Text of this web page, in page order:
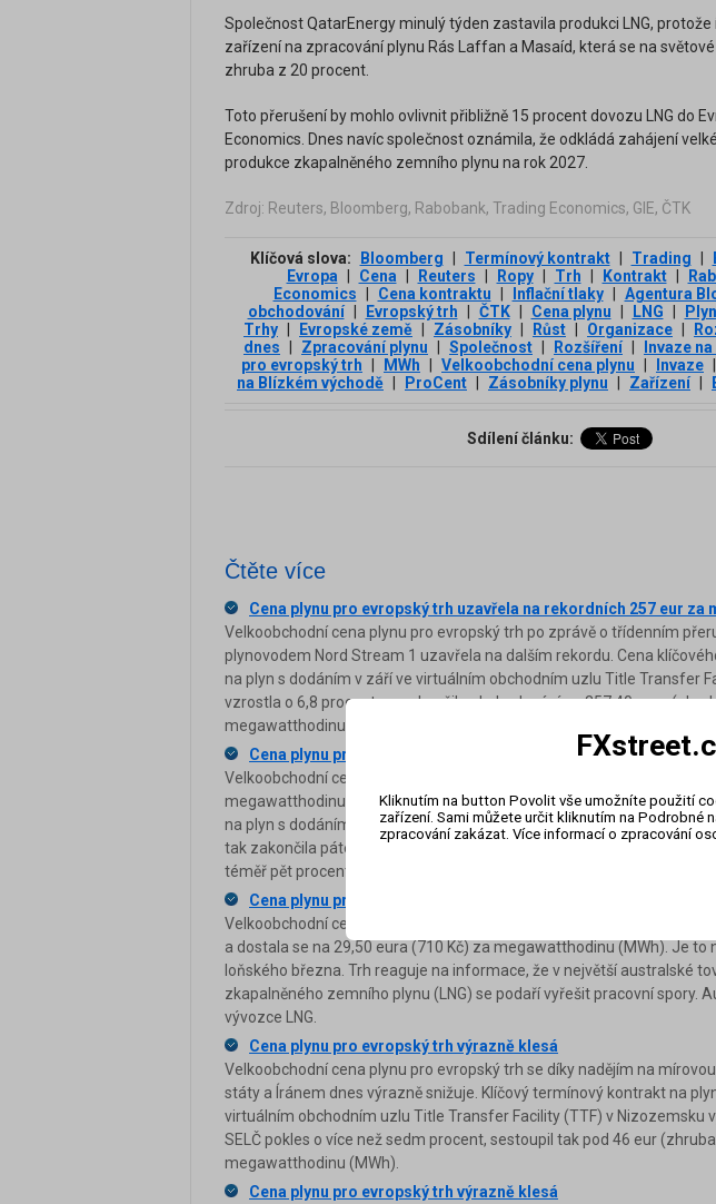
Společnost QatarEnergy minulý týden zastavila produkci LNG,
zařízení na zpracování plynu Rás Laffan a Masaíd, která se na
zhruba z 20 procent.
Toto přerušení by mohlo ovlivnit přibližně 15 procent dovozu LNG do
Economics. Dnes navíc společnost oznámila, že odkládá zahájení
produkce zkapalněného zemního plynu na rok 2027.
Zdroj: Reuters, Bloomberg, Rabobank, Trading Economics, GIE, ČTK
Klíčová slova: Bloomberg Termínový kontrakt Trading
Evropa
Cena Reuters Ropy Trh Kontrakt
Economics
Cena kontraktu Inflační tlaky Agentura
obchodování
Evropský trh ČTK Cena plynu LNG Plyn
Trhy
Evropské země Zásobníky Růst Organizace
dnes
Zpracování plynu Společnost Rozšíření Invaze
pro evropský trh
MWh Velkoobchodní cena plynu Invaze
na Blízkém východě
ProCent Zásobníky plynu Zařízení
Sdílení článku:
Čtěte více
Cena plynu pro evropský trh uzavřela na rekordních 257 eur za
Velkoobchodní cena plynu pro evropský trh po zprávě o třídenním
plynovodem Nord Stream 1 uzavřela na dalším rekordu. Cena
na plyn s dodáním v září ve virtuálním obchodním uzlu Title Transfer
vzrostla o 6,8 procenta a zakončila obchodování na 257,40 eura
megawatthodinu (MWh). Před rokem se pohybovala pod 30 eury za
Cena plynu pro evropský trh v pátek přesáhla 340 eur za MWh,
Velkoobchodní cena plynu pro evropský trh v pátek přesáhla 340 eur
megawatthodinu (MWh). Později však o své zisky přišla. Cena
na plyn s dodáním v září ve virtuálním obchodním uzlu Title Transfer
tak zakončila páteční obchodování na 306 eurech za MWh. Oproti
téměř pět procent.
Cena plynu pro evropský trh v reakci na snížení rizika stávky v
Velkoobchodní cena plynu pro evropský trh se dnes ráno přechodně
a dostala se na 29,50 eura (710 Kč) za megawatthodinu (MWh). Je to
loňského března. Trh reaguje na informace, že v největší australské
zkapalněného zemního plynu (LNG) se podaří vyřešit pracovní spory.
vývozce LNG.
Cena plynu pro evropský trh výrazně klesá
Velkoobchodní cena plynu pro evropský trh se díky nadějím na
státy a Íránem dnes výrazně snižuje. Klíčový termínový kontrakt na
virtuálním obchodním uzlu Title Transfer Facility (TTF) v Nizozemsku
SELČ pokles o více než sedm procent, sestoupil tak pod 46 eur
megawatthodinu (MWh).
Cena plynu pro evropský trh výrazně klesá
Kliknutím na button Povolit vše umožníte použití
zařízení. Sami můžete určit kliknutím na Podrobné
zpracování zakázat. Více informací o zpracování